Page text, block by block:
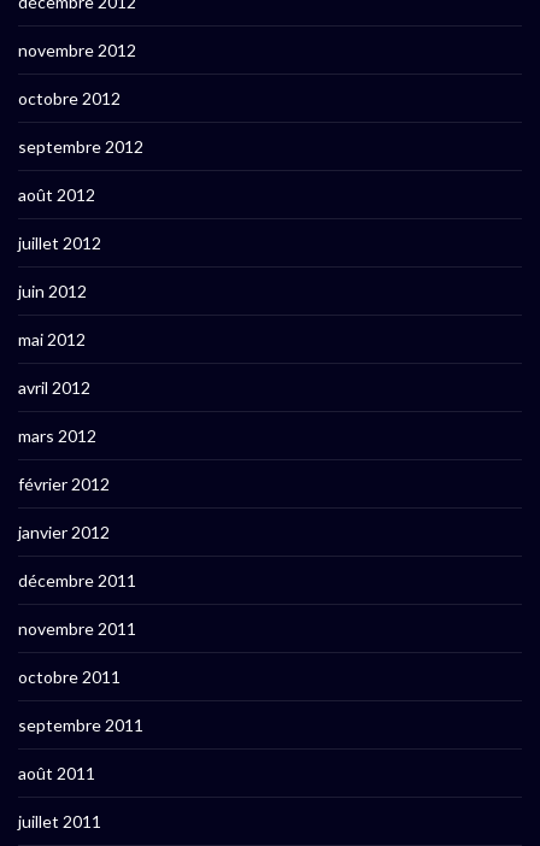
novembre 2012
octobre 2012
septembre 2012
août 2012
juillet 2012
juin 2012
mai 2012
avril 2012
mars 2012
février 2012
janvier 2012
décembre 2011
novembre 2011
octobre 2011
septembre 2011
août 2011
juillet 2011